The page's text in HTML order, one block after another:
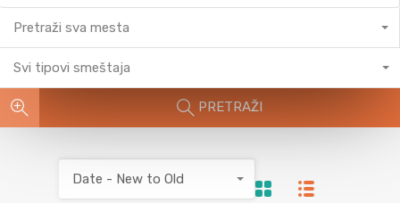
Pretraži sva mesta
Svi tipovi smeštaja
PRETRAŽI
Date - New to Old